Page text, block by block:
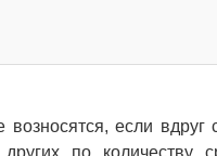
если вдруг
по количеству